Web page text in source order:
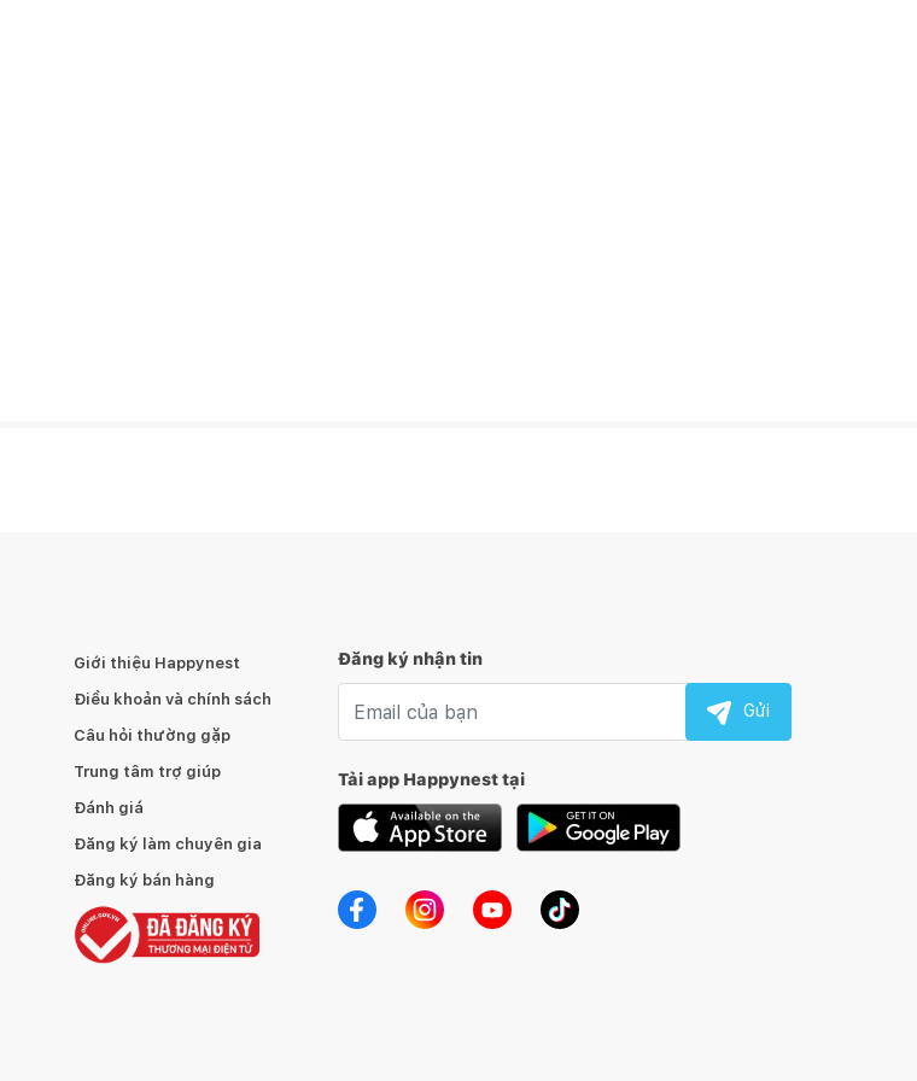
Giới thiệu Happynest
Điều khoản và chính sách
Câu hỏi thường gặp
Trung tâm trợ giúp
Đánh giá
Đăng ký làm chuyên gia
Đăng ký bán hàng
Đăng ký nhận tin
Gửi
Tải app Happynest tại